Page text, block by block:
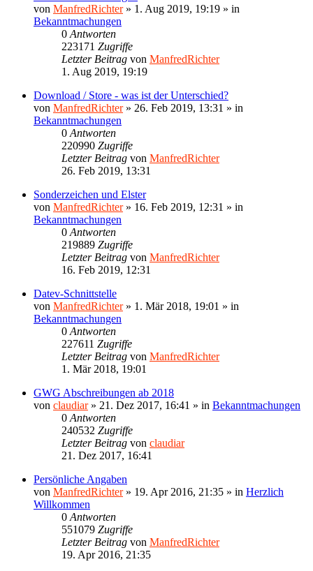
von ManfredRichter» 1. Aug 2019, 19:19 » in
Bekanntmachungen
0 Antworten
223171 Zugriffe
Letzter Beitrag von ManfredRichter
1. Aug 2019, 19:19
Download / Store - was ist der Unterschied?
von ManfredRichter» 26. Feb 2019, 13:31 » in
Bekanntmachungen
0 Antworten
220990 Zugriffe
Letzter Beitrag von ManfredRichter
26. Feb 2019, 13:31
Sonderzeichen und Elster
von ManfredRichter» 16. Feb 2019, 12:31 » in
Bekanntmachungen
0 Antworten
219889 Zugriffe
Letzter Beitrag von ManfredRichter
16. Feb 2019, 12:31
Datev-Schnittstelle
von ManfredRichter» 1. Mär 2018, 19:01 » in
Bekanntmachungen
0 Antworten
227611 Zugriffe
Letzter Beitrag von ManfredRichter
1. Mär 2018, 19:01
GWG Abschreibungen ab 2018
von claudiar» 21. Dez 2017, 16:41 » in Bekanntmachungen
0 Antworten
240532 Zugriffe
Letzter Beitrag von claudiar
21. Dez 2017, 16:41
Persönliche Angaben
von ManfredRichter» 19. Apr 2016, 21:35 » in Herzlich
Willkommen
0 Antworten
551079 Zugriffe
Letzter Beitrag von ManfredRichter
19. Apr 2016, 21:35